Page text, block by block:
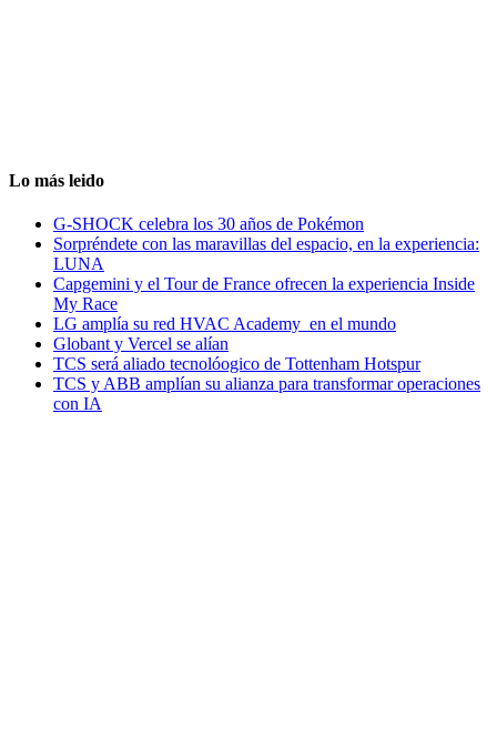
Lo más leido
G-SHOCK celebra los 30 años de Pokémon
Sorpréndete con las maravillas del espacio, en la experiencia:
LUNA
Capgemini y el Tour de France ofrecen la experiencia Inside
My Race
LG amplía su red HVAC Academy en el mundo
Globant y Vercel se alían
TCS será aliado tecnolóogico de Tottenham Hotspur
TCS y ABB amplían su alianza para transformar operaciones
con IA